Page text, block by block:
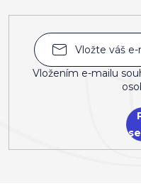
Vložením e-mailu
se